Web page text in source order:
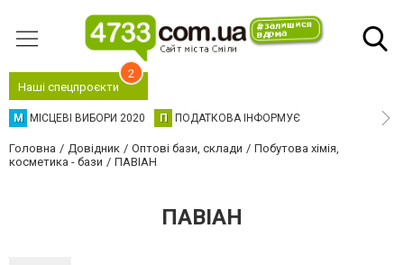
Наші спецпроєкти
2
М МІСЦЕВІ ВИБОРИ 2020 П ПОДАТКОВА ІНФОРМУЄ
Головна Довідник Оптові бази, склади
Побутова хімія,
косметика - бази
ПАВІАН
ПАВІАН